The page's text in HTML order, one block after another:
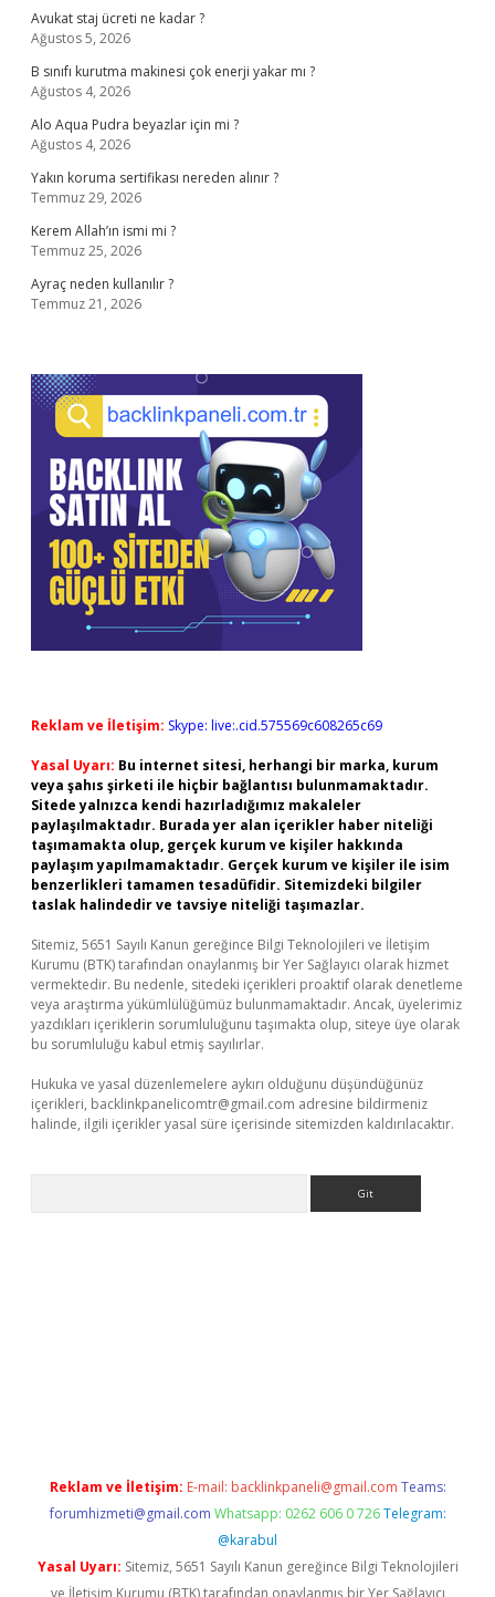
Avukat staj ücreti ne kadar ?
Ağustos 5, 2026
B sınıfı kurutma makinesi çok enerji yakar mı ?
Ağustos 4, 2026
Alo Aqua Pudra beyazlar için mi ?
Ağustos 4, 2026
Yakın koruma sertifikası nereden alınır ?
Temmuz 29, 2026
Kerem Allah’ın ismi mi ?
Temmuz 25, 2026
Ayraç neden kullanılır ?
Temmuz 21, 2026
Reklam ve İletişim: Skype: live:.cid.575569c608265c69
Yasal Uyarı: Bu internet sitesi, herhangi bir marka, kurum
veya şahıs şirketi ile hiçbir bağlantısı bulunmamaktadır.
Sitede yalnızca kendi hazırladığımız makaleler
paylaşılmaktadır. Burada yer alan içerikler haber niteliği
taşımamakta olup, gerçek kurum ve kişiler hakkında
paylaşım yapılmamaktadır. Gerçek kurum ve kişiler ile isim
benzerlikleri tamamen tesadüfidir. Sitemizdeki bilgiler
taslak halindedir ve tavsiye niteliği taşımazlar.
Sitemiz, 5651 Sayılı Kanun gereğince Bilgi Teknolojileri ve İletişim
Kurumu (BTK) tarafından onaylanmış bir Yer Sağlayıcı olarak hizmet
vermektedir. Bu nedenle, sitedeki içerikleri proaktif olarak denetleme
veya araştırma yükümlülüğümüz bulunmamaktadır. Ancak, üyelerimiz
yazdıkları içeriklerin sorumluluğunu taşımakta olup, siteye üye olarak
bu sorumluluğu kabul etmiş sayılırlar.
Hukuka ve yasal düzenlemelere aykırı olduğunu düşündüğünüz
içerikleri, backlinkpanelicomtr@gmail.com adresine bildirmeniz
halinde, ilgili içerikler yasal süre içerisinde sitemizden kaldırılacaktır.
Reklam ve İletişim: E-mail: backlinkpaneli@gmail.com Teams:
forumhizmeti@gmail.com Whatsapp: 0262 606 0 726 Telegram:
@karabul
Yasal Uyarı: Sitemiz, 5651 Sayılı Kanun gereğince Bilgi Teknolojileri
ve İletişim Kurumu (BTK) tarafından onaylanmış bir Yer Sağlayıcı